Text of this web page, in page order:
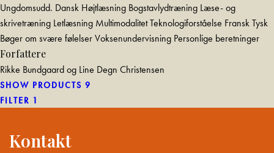
Ungdomsudd. Dansk Højtlæsning Bogstavlydtræning Læse- og
skrivetræning Letlæsning MultimodalitetTeknologiforståelse FranskTysk
Bøger om svære følelserVoksenundervisning Personlige beretninger
Forfattere
Rikke Bundgaard og Line Degn Christensen
SHOW PRODUCTS 9
FILTER 1
Kontakt